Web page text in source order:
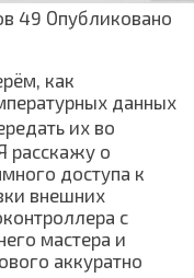
49 Опубликовано
как
данных
их во
расскажу о
доступа к
внешних
с
мастера и
аккуратно